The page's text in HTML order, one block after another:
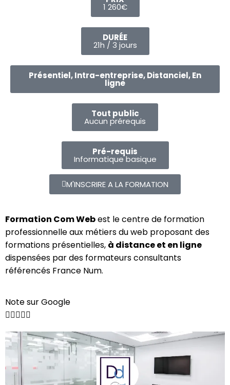
1 260€
DURÉE
21h / 3 jours
Présentiel, Intra-entreprise, Distanciel, En
ligne
Tout public
Aucun prérequis
Pré-requis
Informatique basique
M'INSCRIRE A LA FORMATION
Formation Com Webest le centre de formation
professionnelle aux métiers du web proposant des
formations présentielles, à distance et en ligne
dispensées par des formateurs consultants
référencés France Num.
Note sur Google
